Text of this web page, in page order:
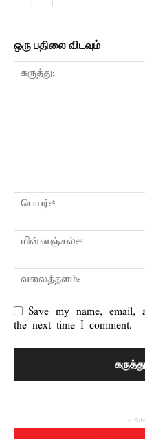
ஒரு பதிலை விடவும்
Save my name, email,
the next time I comment.
-